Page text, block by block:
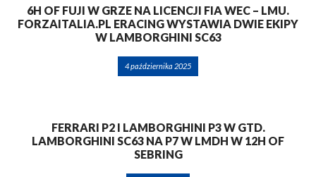
6H OF FUJI W GRZE NA LICENCJI FIA WEC – LMU.
FORZAITALIA.PL ERACING WYSTAWIA DWIE EKIPY
W LAMBORGHINI SC63
4 października 2025
FERRARI P2 I LAMBORGHINI P3 W GTD.
LAMBORGHINI SC63 NA P7 W LMDH W 12H OF
SEBRING